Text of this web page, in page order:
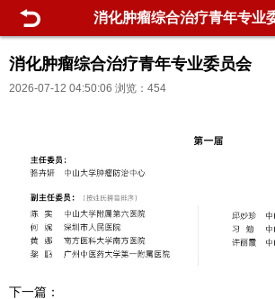
消化肿瘤综合治疗青年专业
消化肿瘤综合治疗青年专业委员会
2026-07-12 04:50:06 浏览：454
下一篇：